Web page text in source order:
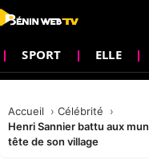
SPORT ELLE
Accueil
Célébrité
Henri Sannier battu aux
tête de son village